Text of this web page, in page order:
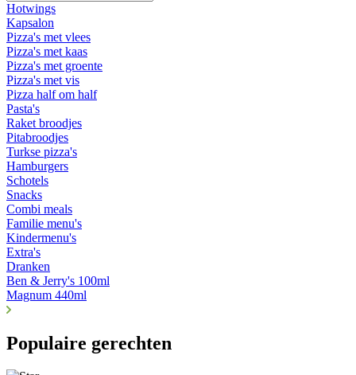
Hotwings
Kapsalon
Pizza's met vlees
Pizza's met kaas
Pizza's met groente
Pizza's met vis
Pizza half om half
Pasta's
Raket broodjes
Pitabroodjes
Turkse pizza's
Hamburgers
Schotels
Snacks
Combi meals
Familie menu's
Kindermenu's
Extra's
Dranken
Ben & Jerry's 100ml
Magnum 440ml
Populaire gerechten